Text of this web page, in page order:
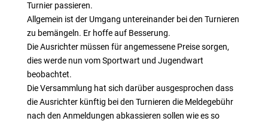
Turnier passieren.
Allgemein ist der Umgang untereinander bei den Turnieren
zu bemängeln. Er hoffe auf Besserung.
Die Ausrichter müssen für angemessene Preise sorgen,
dies werde nun vom Sportwart und Jugendwart
beobachtet.
Die Versammlung hat sich darüber ausgesprochen dass
die Ausrichter künftig bei den Turnieren die Meldegebühr
nach den Anmeldungen abkassieren sollen wie es so